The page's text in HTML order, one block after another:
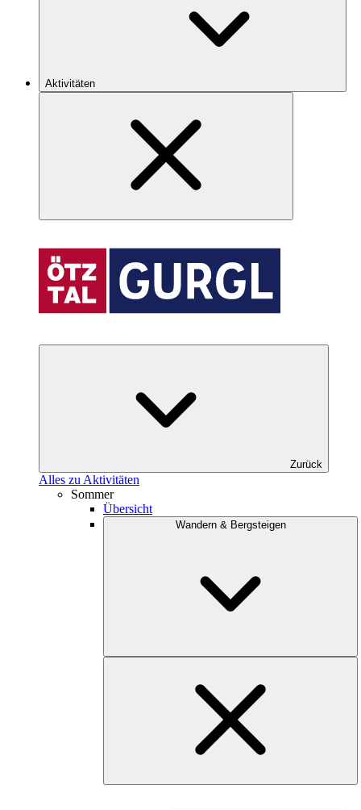
Aktivitäten
Zurück
Alles zu Aktivitäten
Sommer
Übersicht
Wandern & Bergsteigen